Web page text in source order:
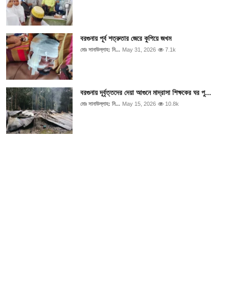
আইনি পরামর্শের
চাকরি বরগুনায় পূর্ব শত্রুতার জেরে কুপিয়ে জখম
মোঃ সানাউল্লাহ: নি... May 31, 2026 7.1k
বরগুনায় দূর্বৃত্তদের দেয়া আগুনে মাদ্রাসা শিক্ষকের ঘর পু...
মোঃ সানাউল্লাহ: নি... May 15, 2026 10.8k